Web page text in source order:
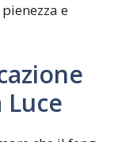
e
Luce